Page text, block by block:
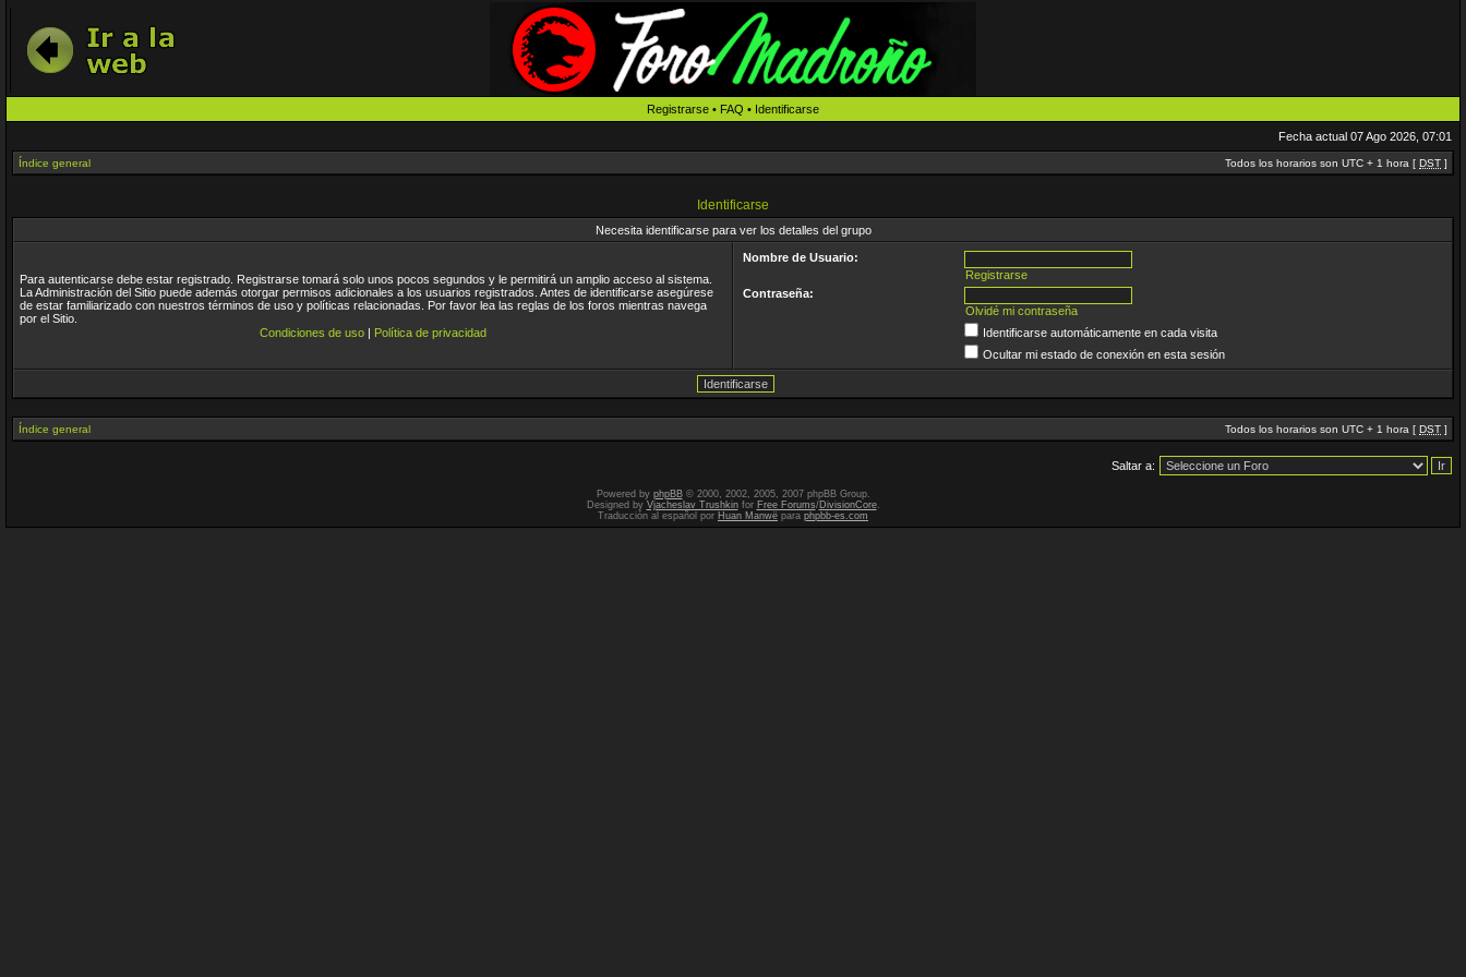
Registrarse • FAQ • Identificarse
Fecha actual 07 Ago 2026, 07:01
Índice general Todos los horarios son UTC + 1 hora [ DST ]
Identificarse
Necesita identificarse para ver los detalles del grupo
Para autenticarse debe estar registrado. Registrarse tomará solo unos pocos segundos y le permitirá un amplio acceso al sistema.
La Administración del Sitio puede además otorgar permisos adicionales a los usuarios registrados. Antes de identificarse asegúrese
de estar familiarizado con nuestros términos de uso y políticas relacionadas. Por favor lea las reglas de los foros mientras navega
por el Sitio.
Condiciones de uso | Política de privacidad
Nombre de Usuario:
Registrarse
Contraseña:
Olvidé mi contraseña
Identificarse automáticamente en cada visita
Ocultar mi estado de conexión en esta sesión
Índice general Todos los horarios son UTC + 1 hora [ DST ]
Saltar a:
Powered by phpBB© 2000, 2002, 2005, 2007 phpBB Group.
Designed by Vjacheslav Trushkinfor Free Forums/DivisionCore.
Traducción al español por Huan Manwë para phpbb-es.com